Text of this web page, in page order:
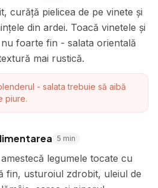
curăță pielicea de pe vinete și
din ardei. Toacă vinetele și
foarte fin - salata orientală
mai rustică.
- salata trebuie să aibă
piure.
5 min
legumele tocate cu
fin, usturoiul zdrobit, uleiul de